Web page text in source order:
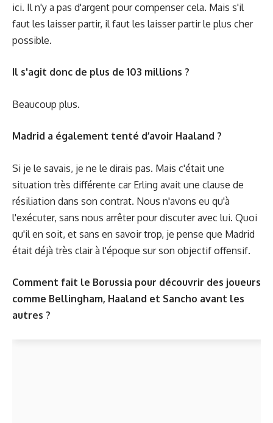
ici. Il n'y a pas d'argent pour compenser cela. Mais s'il
faut les laisser partir, il faut les laisser partir le plus cher
possible.
Il s'agit donc de plus de 103 millions ?
Beaucoup plus.
Madrid a également tenté d’avoir Haaland ?
Si je le savais, je ne le dirais pas. Mais c'était une
situation très différente car Erling avait une clause de
résiliation dans son contrat. Nous n'avons eu qu'à
l'exécuter, sans nous arrêter pour discuter avec lui. Quoi
qu'il en soit, et sans en savoir trop, je pense que Madrid
était déjà très clair à l'époque sur son objectif offensif.
Comment fait le Borussia pour découvrir des joueurs
comme Bellingham, Haaland et Sancho avant les
autres ?